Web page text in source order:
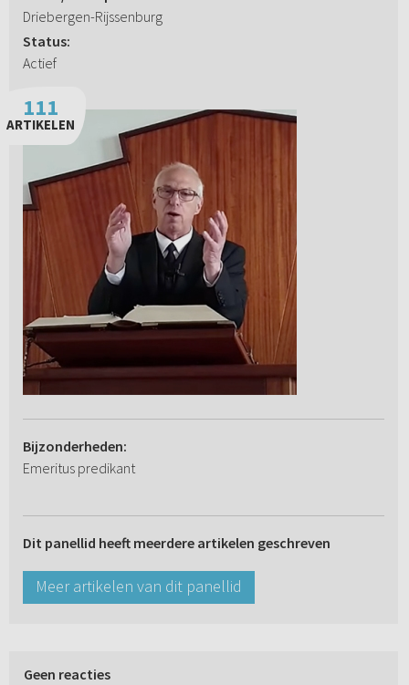
Driebergen-Rijssenburg
Status:
Actief
111
ARTIKELEN
Bijzonderheden:
Emeritus predikant
Dit panellid heeft meerdere artikelen geschreven
Meer artikelen van dit panellid
Geen reacties